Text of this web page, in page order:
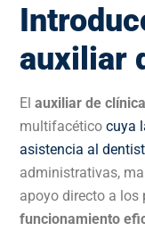
auxiliar
El auxiliar de
multifacético cuya
asistencia al
administrativas,
apoyo directo a los
funcionamiento